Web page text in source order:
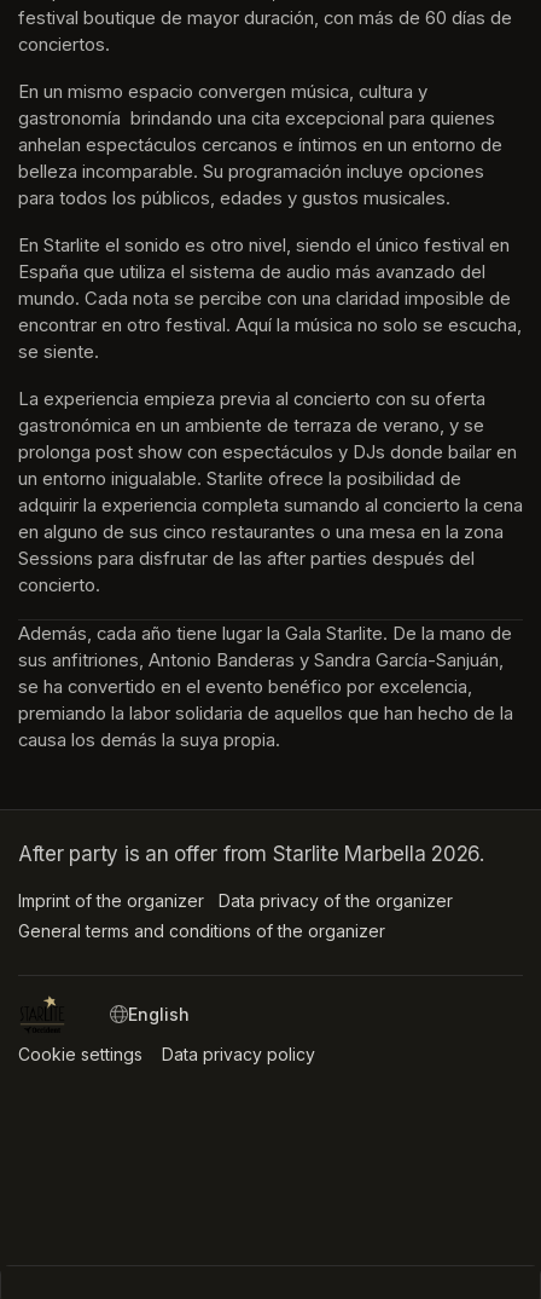
festival boutique de mayor duración, con más de 60 días de
conciertos.
En un mismo espacio convergen música, cultura y
gastronomía  brindando una cita excepcional para quienes
anhelan espectáculos cercanos e íntimos en un entorno de
belleza incomparable. Su programación incluye opciones
para todos los públicos, edades y gustos musicales.
En Starlite el sonido es otro nivel, siendo el único festival en
España que utiliza el sistema de audio más avanzado del
mundo. Cada nota se percibe con una claridad imposible de
encontrar en otro festival. Aquí la música no solo se escucha,
se siente.
La experiencia empieza previa al concierto con su oferta
gastronómica en un ambiente de terraza de verano, y se
prolonga post show con espectáculos y DJs donde bailar en
un entorno inigualable. Starlite ofrece la posibilidad de
adquirir la experiencia completa sumando al concierto la cena
en alguno de sus cinco restaurantes o una mesa en la zona
Sessions para disfrutar de las after parties después del
concierto.
Además, cada año tiene lugar la Gala Starlite. De la mano de
sus anfitriones, Antonio Banderas y Sandra García-Sanjuán,
se ha convertido en el evento benéfico por excelencia,
premiando la labor solidaria de aquellos que han hecho de la
causa los demás la suya propia.
After party is an offer from Starlite Marbella 2026.
Imprint of the organizer (opens in a new tab)
Data privacy of the organizer
General terms and conditions of the organizer
SWITCH LANGUAGE
Cookie settings (opens in a new tab)
Data privacy policy